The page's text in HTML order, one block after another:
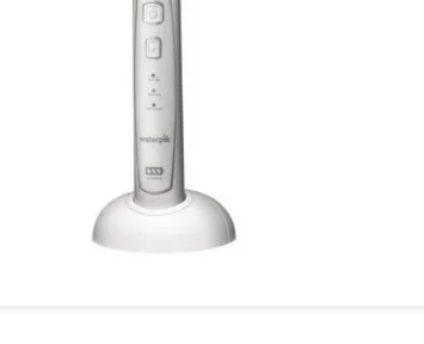
Spustelėkite, kad padidintumėte